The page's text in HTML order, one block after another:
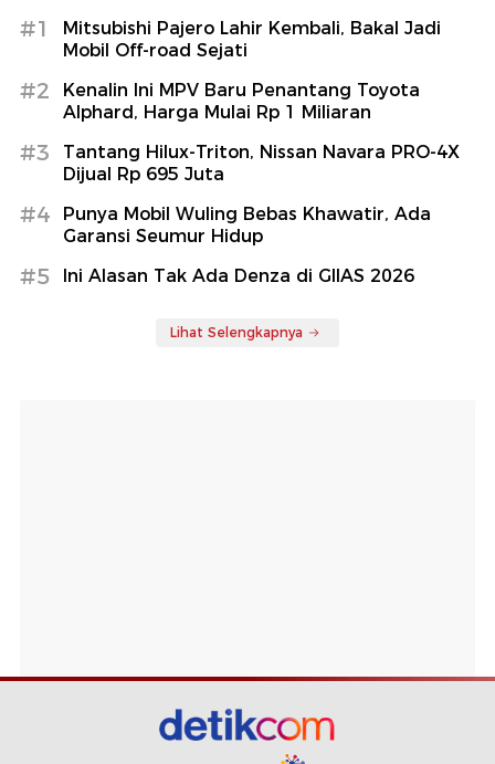
#1
Mitsubishi Pajero Lahir Kembali, Bakal Jadi
Mobil Off-road Sejati
#2
Kenalin Ini MPV Baru Penantang Toyota
Alphard, Harga Mulai Rp 1 Miliaran
#3
Tantang Hilux-Triton, Nissan Navara PRO-4X
Dijual Rp 695 Juta
#4
Punya Mobil Wuling Bebas Khawatir, Ada
Garansi Seumur Hidup
#5 Ini Alasan Tak Ada Denza di GIIAS 2026
Lihat Selengkapnya